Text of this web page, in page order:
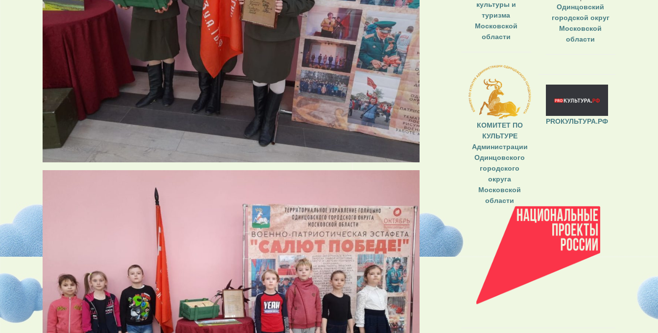
культуры и
туризма
Московской
области
Одинцовский
городской округ
Московской
области
КОМИТЕТ ПО
КУЛЬТУРЕ
Администрации
Одинцовского
городского
округа
Московской
области
PROКУЛЬТУРА.РФ